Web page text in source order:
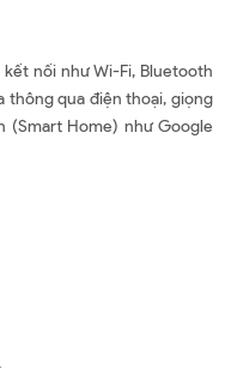
nối như Wi-Fi, Bluetooth
thông qua điện thoại, giọng
(Smart Home) như Google